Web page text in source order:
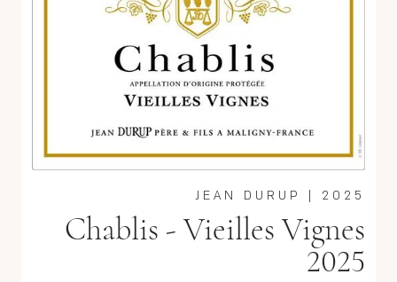
2025
JEAN DURUP
Chablis - Vieilles Vignes
2025